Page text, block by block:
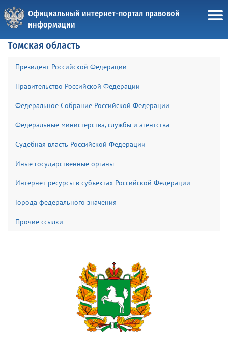
Официальный интернет-портал правовой
информации
Томская область
Президент Российской Федерации
Правительство Российской Федерации
Федеральное Собрание Российской Федерации
Федеральные министерства, службы и агентства
Судебная власть Российской Федерации
Иные государственные органы
Интернет-ресурсы в субъектах Российской Федерации
Города федерального значения
Прочие ссылки